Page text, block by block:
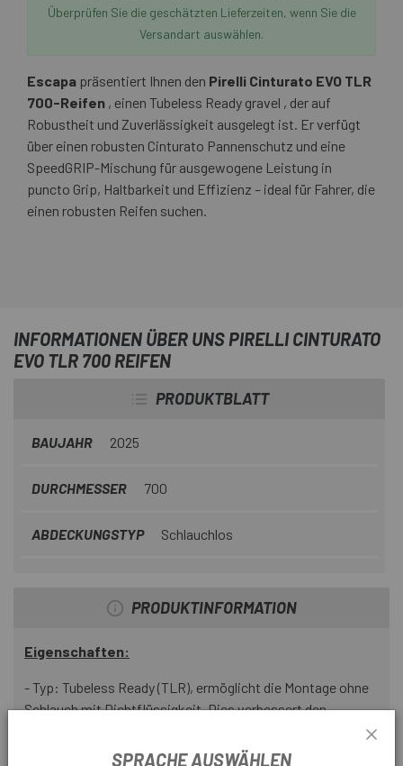
Überprüfen Sie die geschätzten Lieferzeiten, wenn Sie die
Versandart auswählen.
Escapa präsentiert Ihnen den Pirelli Cinturato EVO TLR
700-Reifen , einen Tubeless Ready gravel , der auf
Robustheit und Zuverlässigkeit ausgelegt ist. Er verfügt
über einen robusten Cinturato Pannenschutz und eine
SpeedGRIP-Mischung für ausgewogene Leistung in
puncto Grip, Haltbarkeit und Effizienz – ideal für Fahrer, die
einen robusten Reifen suchen.
INFORMATIONEN ÜBER UNS PIRELLI CINTURATO
EVO TLR 700 REIFEN
PRODUKTBLATT
BAUJAHR 2025
DURCHMESSER 700
ABDECKUNGSTYP Schlauchlos
PRODUKTINFORMATION
Eigenschaften:
- Typ: Tubeless Ready (TLR), ermöglicht die Montage ohne
Schlauch mit Dichtflüssigkeit. Dies verbessert den
Rollwiderstand und minimiert das Risiko von
SPRACHE AUSWÄHLEN